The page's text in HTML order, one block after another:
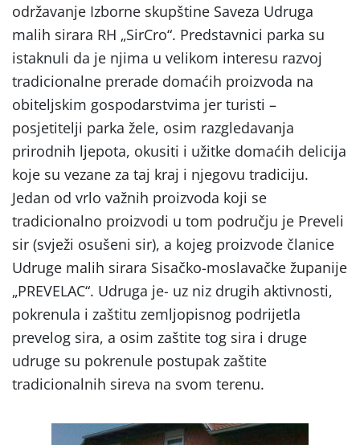
održavanje Izborne skupštine Saveza Udruga
malih sirara RH „SirCro“. Predstavnici parka su
istaknuli da je njima u velikom interesu razvoj
tradicionalne prerade domaćih proizvoda na
obiteljskim gospodarstvima jer turisti –
posjetitelji parka žele, osim razgledavanja
prirodnih ljepota, okusiti i užitke domaćih delicija
koje su vezane za taj kraj i njegovu tradiciju.
Jedan od vrlo važnih proizvoda koji se
tradicionalno proizvodi u tom području je Preveli
sir (svježi osušeni sir), a kojeg proizvode članice
Udruge malih sirara Sisačko-moslavačke županije
„PREVELAC“. Udruga je- uz niz drugih aktivnosti,
pokrenula i zaštitu zemljopisnog podrijetla
prevelog sira, a osim zaštite tog sira i druge
udruge su pokrenule postupak zaštite
tradicionalnih sireva na svom terenu.